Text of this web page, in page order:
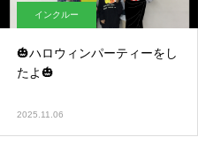
インクルー
🎃ハロウィンパーティーをし
たよ🎃
2025.11.06